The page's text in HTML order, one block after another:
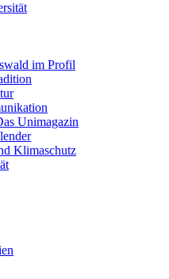
im Profil
Unimagazin
Klimaschutz